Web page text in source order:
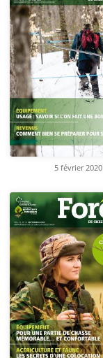
5 février 2020